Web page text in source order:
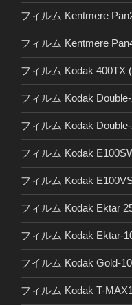
フィルム Kentmere
フィルム Kentmere
フィルム Kodak 400TX
フィルム Kodak
フィルム Kodak
フィルム Kodak
フィルム Kodak
フィルム Kodak Ektar
フィルム Kodak Ektar-
フイルム Kodak Gold-
フィルム Kodak T-